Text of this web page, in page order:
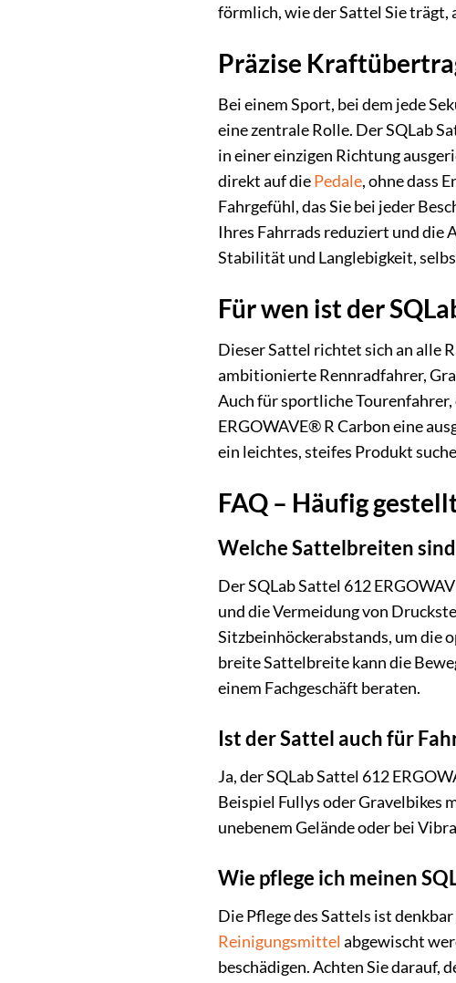
förmlich, wie der Sattel Sie trägt,
Präzise
Bei einem Sport, bei dem jede
eine zentrale Rolle. Der SQLab
in einer einzigen Richtung
direkt auf diePedale, ohne dass
Fahrgefühl, das Sie bei jeder
Ihres Fahrrads reduziert und die
Stabilität und Langlebigkeit,
Für wen ist der
Dieser Sattel richtet sich an alle
ambitionierte Rennradfahrer,
Auch für sportliche
ERGOWAVE® R Carbon eine
ein leichtes, steifes Produkt
FAQ – Häufig
Welche Sattelbreiten
Der SQLab Sattel 612
und die Vermeidung von
Sitzbeinhöckerabstands, um die
breite Sattelbreite kann die
einem Fachgeschäft beraten.
Ist der Sattel auch für
Ja, der SQLab Sattel 612
Beispiel Fullys oder Gravelbikes
unebenem Gelände oder bei
Wie pflege ich meinen
Die Pflege des Sattels ist
Reinigungsmittel abgewischt
beschädigen. Achten Sie darauf,